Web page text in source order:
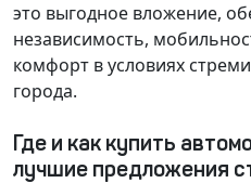
это выгодное вложение,
независимость,
комфорт в условиях
города.
Где и как купить
лучшие предложения